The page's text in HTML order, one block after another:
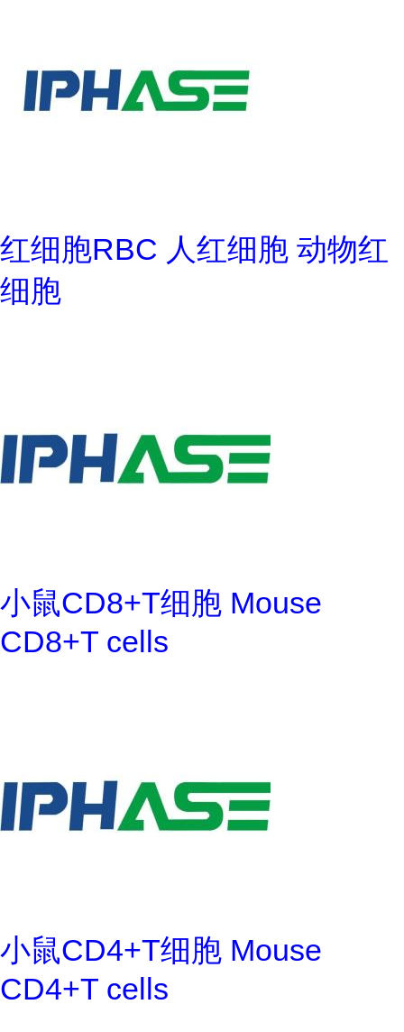
红细胞RBC 人红细胞 动物红
细胞
小鼠CD8+T细胞 Mouse
CD8+T cells
小鼠CD4+T细胞 Mouse
CD4+T cells